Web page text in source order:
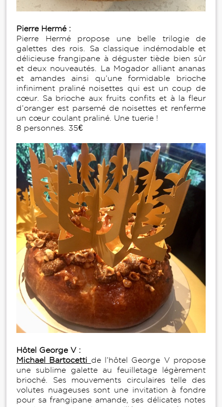
Pierre Hermé :
Pierre Hermé propose une belle trilogie de
galettes des rois. Sa classique indémodable et
délicieuse frangipane à déguster tiède bien sûr
et deux nouveautés. La Mogador alliant ananas
et amandes ainsi qu’une formidable brioche
infiniment praliné noisettes qui est un coup de
cœur. Sa brioche aux fruits confits et à la fleur
d’oranger est parsemé de noisettes et renferme
un cœur coulant praliné. Une tuerie !
8 personnes. 35€
Hôtel George V :
Michael Bartocetti de l’hôtel George V propose
une sublime galette au feuilletage légèrement
brioché. Ses mouvements circulaires telle des
volutes nuageuses sont une invitation à fondre
pour sa frangipane amande, ses délicates notes